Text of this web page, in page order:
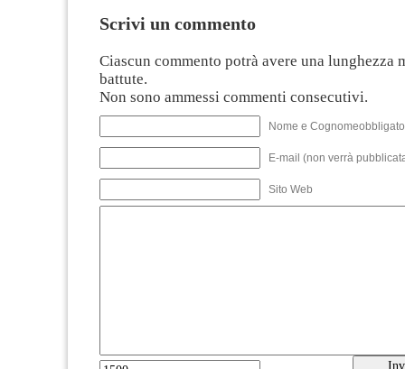
Scrivi un commento
Ciascun commento potrà avere una lunghezza
battute.
Non sono ammessi commenti consecutivi.
Nome e
E-mail (non verrà
Sito Web